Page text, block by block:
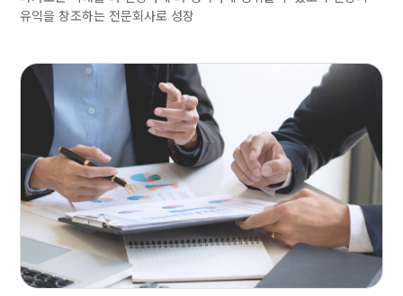
유익을 창조하는 전문회사로 성장